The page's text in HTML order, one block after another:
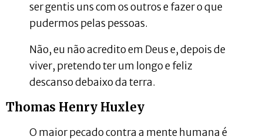
ser gentis uns com os outros e fazer o que
pudermos pelas pessoas.
Não, eu não acredito em Deus e, depois de
viver, pretendo ter um longo e feliz
descanso debaixo da terra.
Thomas Henry Huxley
O maior pecado contra a mente humana é